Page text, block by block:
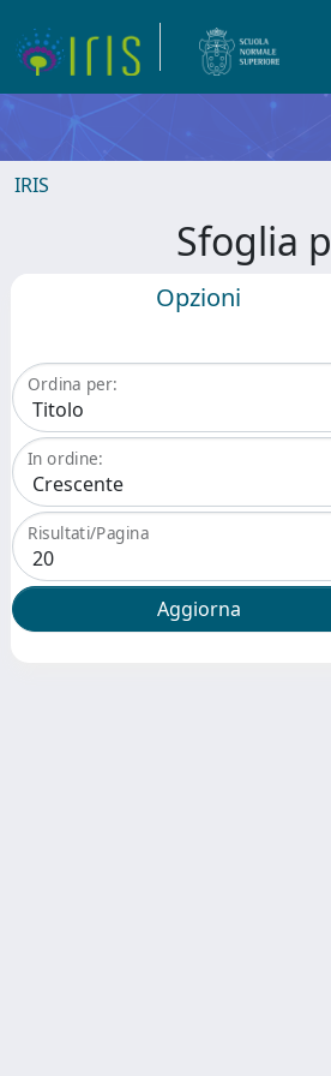
IRIS
Sfoglia
Opzioni
Ordina per:
In ordine:
Risultati/Pagina